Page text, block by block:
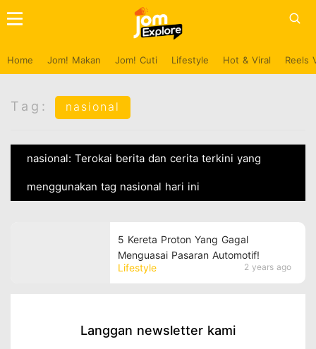
Home Jom! Makan Jom! Cuti Lifestyle Hot & Viral Reels
Tag: nasional
nasional: Terokai berita dan cerita terkini yang
menggunakan tag nasional hari ini
Lifestyle 2 years ago
5 Kereta Proton Yang Gagal
Menguasai Pasaran Automotif!
Langgan newsletter kami